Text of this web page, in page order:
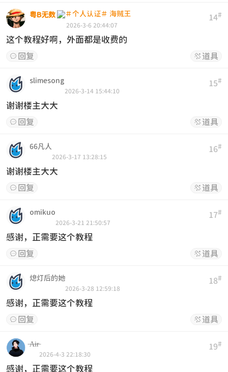
14#
粤B无数
2026-3-6 20:44:07
这个教程好啊，外面都是收费的
 回复  道具
15#
slimesong
2026-3-14 15:44:10
谢谢楼主大大
 回复  道具
16#
66凡人
2026-3-17 13:28:15
谢谢楼主大大
 回复  道具
17#
omikuo
2026-3-21 21:50:57
感谢，正需要这个教程
 回复  道具
18#
熄灯后的她
2026-3-28 12:59:18
感谢，正需要这个教程
 回复  道具
19#
̶A̶i̶r̶
2026-4-3 22:18:30
感谢，正需要这个教程